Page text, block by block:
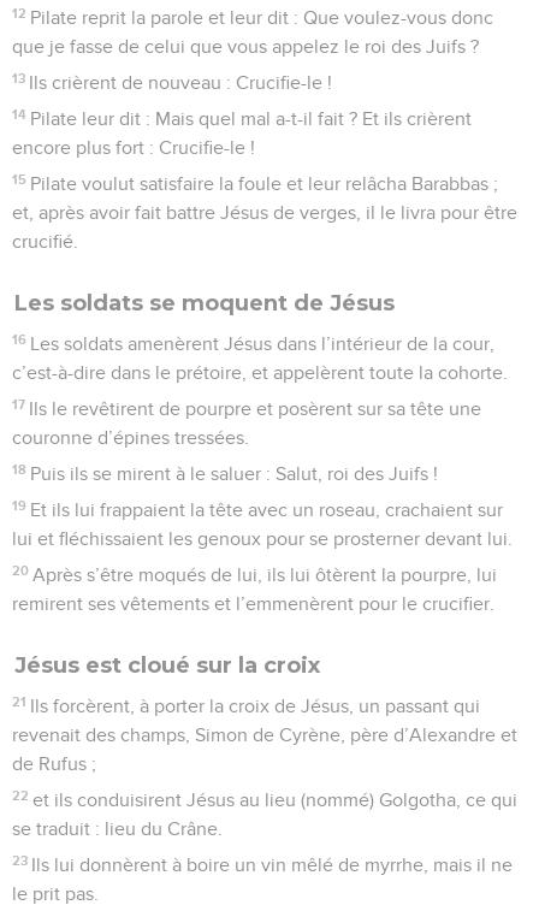
12 Pilate reprit la parole et leur dit : Que voulez-vous donc
que je fasse de celui que vous appelez le roi des Juifs ?
13 Ils crièrent de nouveau : Crucifie-le !
14 Pilate leur dit : Mais quel mal a-t-il fait ? Et ils crièrent
encore plus fort : Crucifie-le !
15 Pilate voulut satisfaire la foule et leur relâcha Barabbas ;
et, après avoir fait battre Jésus de verges, il le livra pour être
crucifié.
Les soldats se moquent de Jésus
16 Les soldats amenèrent Jésus dans l’intérieur de la cour,
c’est-à-dire dans le prétoire, et appelèrent toute la cohorte.
17 Ils le revêtirent de pourpre et posèrent sur sa tête une
couronne d’épines tressées.
18 Puis ils se mirent à le saluer : Salut, roi des Juifs !
19 Et ils lui frappaient la tête avec un roseau, crachaient sur
lui et fléchissaient les genoux pour se prosterner devant lui.
20 Après s’être moqués de lui, ils lui ôtèrent la pourpre, lui
remirent ses vêtements et l’emmenèrent pour le crucifier.
Jésus est cloué sur la croix
21 Ils forcèrent, à porter la croix de Jésus, un passant qui
revenait des champs, Simon de Cyrène, père d’Alexandre et
de Rufus ;
22 et ils conduisirent Jésus au lieu (nommé) Golgotha, ce qui
se traduit : lieu du Crâne.
23 Ils lui donnèrent à boire un vin mêlé de myrrhe, mais il ne
le prit pas.